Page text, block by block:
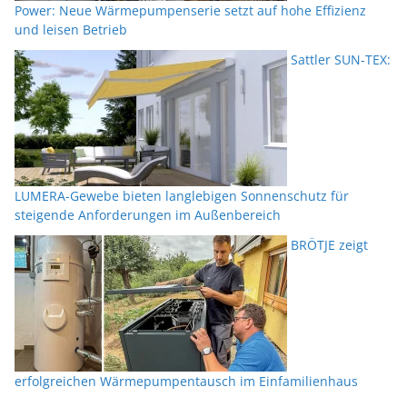
Power: Neue Wärmepumpenserie setzt auf hohe Effizienz
und leisen Betrieb
Sattler SUN-TEX:
LUMERA-Gewebe bieten langlebigen Sonnenschutz für
steigende Anforderungen im Außenbereich
BRÖTJE zeigt
erfolgreichen Wärmepumpentausch im Einfamilienhaus